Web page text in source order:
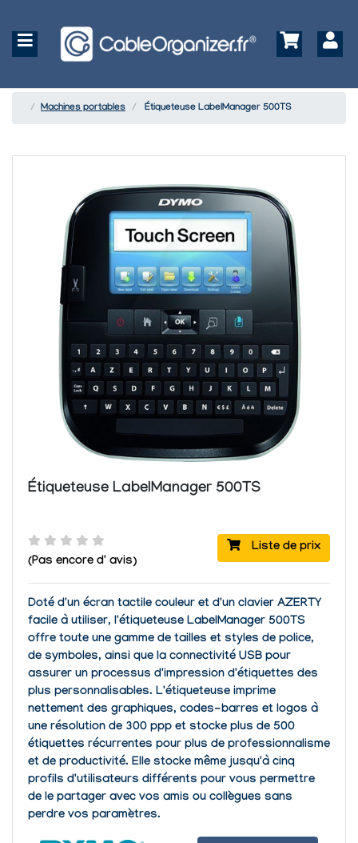
Machines portables Étiqueteuse LabelManager 500TS
Étiqueteuse LabelManager 500TS
Liste de prix
(Pas encore d' avis)
Doté d'un écran tactile couleur et d'un clavier AZERTY
facile à utiliser, l'étiqueteuse LabelManager 500TS
offre toute une gamme de tailles et styles de police,
de symboles, ainsi que la connectivité USB pour
assurer un processus d'impression d'étiquettes des
plus personnalisables. L'étiqueteuse imprime
nettement des graphiques, codes-barres et logos à
une résolution de 300 ppp et stocke plus de 500
étiquettes récurrentes pour plus de professionnalisme
et de productivité. Elle stocke même jusqu'à cinq
profils d'utilisateurs différents pour vous permettre
de le partager avec vos amis ou collègues sans
perdre vos paramètres.